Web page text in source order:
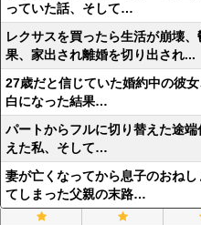
っていた話、そして…
レクサスを買ったら生活が崩壊
果、家出され離婚を切り出され...
27歳だと信じていた婚約中の彼
白になった結果…
パートからフルに切り替えた途
えた私、そして…
妻が亡くなってから息子のおね
てしまった父親の末路…